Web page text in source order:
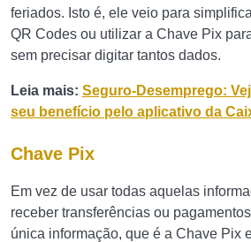
feriados. Isto é, ele veio para
QR Codes ou utilizar a Chave Pix
sem precisar digitar tantos dados.
Leia mais: Seguro-Desemprego:
seu benefício pelo aplicativo da
Chave Pix
Em vez de usar todas aquelas
receber transferências ou
única informação, que é a Chave Pix